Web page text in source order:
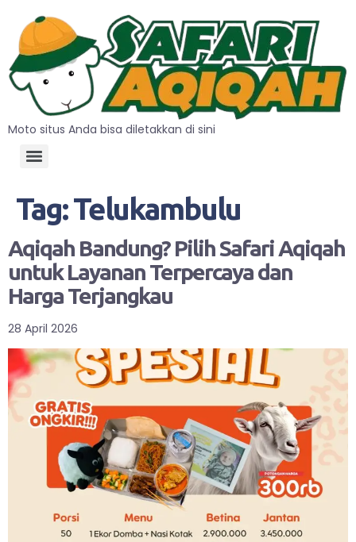
Moto situs Anda bisa diletakkan di sini
Tag:Telukambulu
Aqiqah Bandung? Pilih Safari Aqiqah
untuk Layanan Terpercaya dan
Harga Terjangkau
28 April 2026